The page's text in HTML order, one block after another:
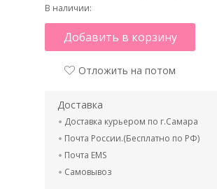
В наличии:
Добавить в корзину
Отложить на потом
Доставка
Доставка курьером по г.Самара
Почта России.(Бесплатно по РФ)
Почта EMS
Самовывоз